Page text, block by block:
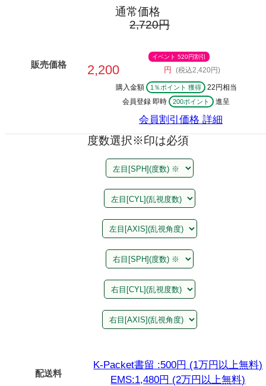
通常価格
2,720円
販売価格
イベント 520円割引
2,200 円 (税込2,420円)
購入金額 1％ポイント 獲得 22円相当
会員登録 即時 200ポイント 進呈
会員割引価格 詳細
度数選択※印は必須
配送料
K-Packet書留 :500円 (1万円以上無料)
EMS:1,480円 (2万円以上無料)